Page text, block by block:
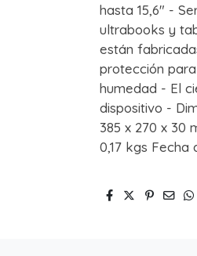
hasta 15,6" -
ultrabooks y
están
protección
humedad - El
dispositivo -
385 x 270 x 30
0,17 kgs Fecha